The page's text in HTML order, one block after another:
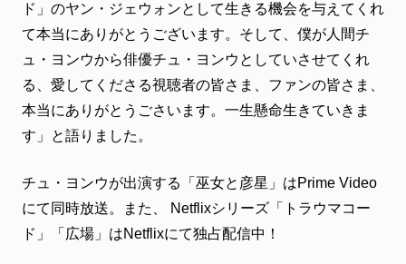
ド」のヤン・ジェウォンとして生きる機会を与えてくれ
て本当にありがとうございます。そして、僕が人間チ
ュ・ヨンウから俳優チュ・ヨンウとしていさせてくれ
る、愛してくださる視聴者の皆さま、ファンの皆さま、
本当にありがとうごさいます。一生懸命生きていきま
す」と語りました。
チュ・ヨンウが出演する「巫女と彦星」はPrime Video
にて同時放送。また、 Netflixシリーズ「トラウマコー
ド」「広場」はNetflixにて独占配信中！